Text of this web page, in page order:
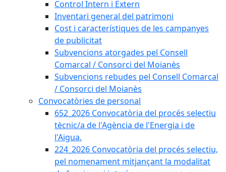
Control Intern i Extern
Inventari general del patrimoni
Cost i característiques de les campanyes
de publicitat
Subvencions atorgades pel Consell
Comarcal / Consorci del Moianès
Subvencions rebudes pel Consell Comarcal
/ Consorci del Moianès
Convocatòries de personal
652_2026 Convocatòria del procés selectiu
tècnic/a de l'Agència de l'Energia i de
l'Aigua.
224_2026 Convocatòria del procés selectiu,
pel nomenament mitjançant la modalitat